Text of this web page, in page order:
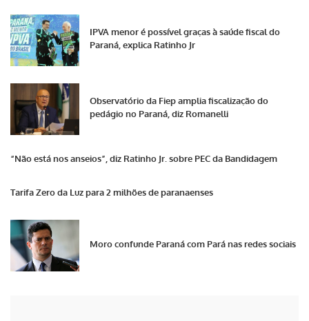
IPVA menor é possível graças à saúde fiscal do
Paraná, explica Ratinho Jr
Observatório da Fiep amplia fiscalização do
pedágio no Paraná, diz Romanelli
“Não está nos anseios”, diz Ratinho Jr. sobre PEC da Bandidagem
Tarifa Zero da Luz para 2 milhões de paranaenses
Moro confunde Paraná com Pará nas redes sociais